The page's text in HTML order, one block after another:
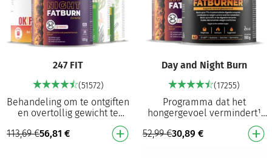
247 FIT
(51572)
Behandeling om te ontgiften
en overtollig gewicht te
verliezen Bevordert de
reiniging van de lever (de
113,69€56,81€
Day and Night Burn
(17255)
Programma dat het
hongergevoel vermindert¹
ondersteunt9 D-FatBurner:
52,99€30,89€